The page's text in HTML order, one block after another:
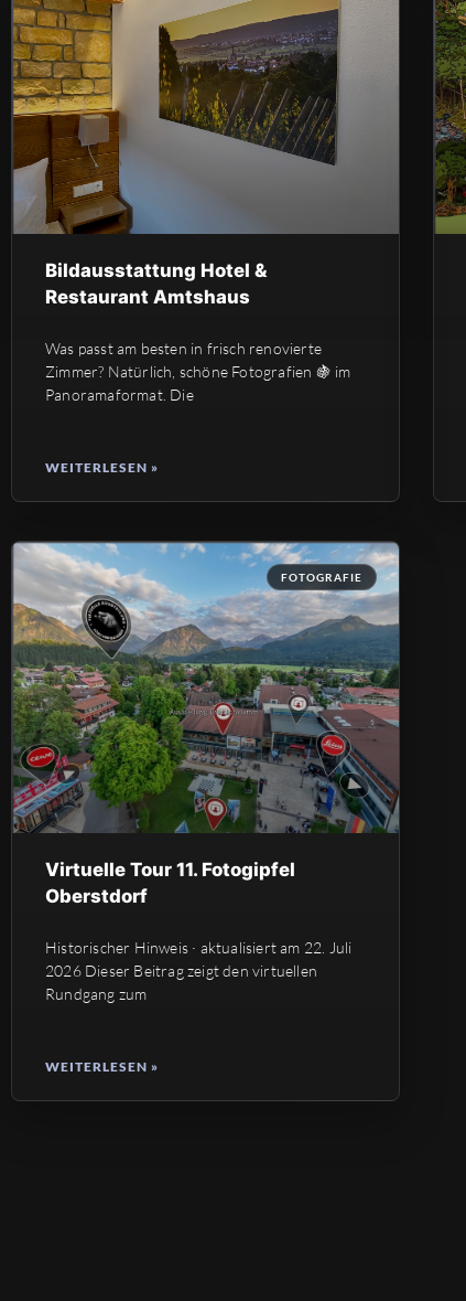
Bildausstattung Hotel &
Restaurant Amtshaus
Was passt am besten in frisch renovierte
Zimmer? Natürlich, schöne Fotografien 🍇 im
Panoramaformat. Die
WEITERLESEN »
FOTOGRAFIE
Virtuelle Tour 11. Fotogipfel
Oberstdorf
Historischer Hinweis · aktualisiert am 22. Juli
2026 Dieser Beitrag zeigt den virtuellen
Rundgang zum
WEITERLESEN »